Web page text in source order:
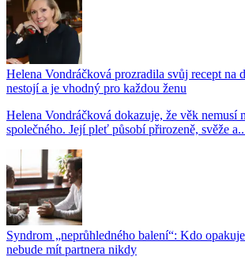
Helena Vondráčková prozradila svůj recept na
nestojí a je vhodný pro každou ženu
Helena Vondráčková dokazuje, že věk nemusí
společného. Její pleť působí přirozeně, svěže
Syndrom „neprůhledného balení“: Kdo
nebude mít partnera nikdy